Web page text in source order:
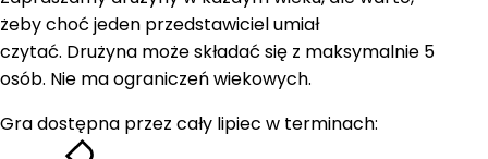
żeby choć jeden przedstawiciel umiał
czytać. Drużyna może składać się z maksymalnie 5
osób. Nie ma ograniczeń wiekowych.
Gra dostępna przez cały lipiec w terminach: